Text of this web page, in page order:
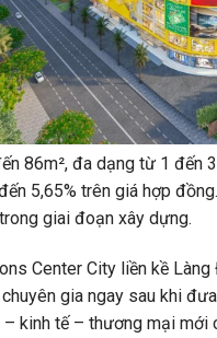
86m², đa dạng từ 1 đến
5,65% trên giá hợp
giai đoạn xây dựng.
Center City liền kề
gia ngay sau khi
– kinh tế – thương mại